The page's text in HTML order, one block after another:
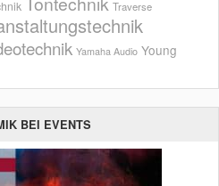
Traverse
Yamaha Audio Young
BEI EVENTS